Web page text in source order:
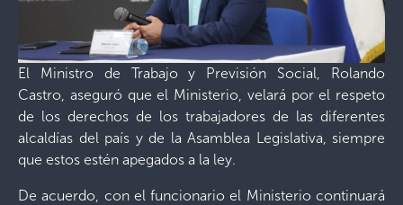
El Ministro de Trabajo y Previsión Social, Rolando
Castro, aseguró que el Ministerio, velará por el respeto
de los derechos de los trabajadores de las diferentes
alcaldías del país y de la Asamblea Legislativa, siempre
que estos estén apegados a la ley.
De acuerdo, con el funcionario el Ministerio continuará